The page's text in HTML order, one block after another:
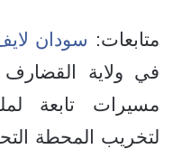
متابعات: سودان
في ولاية
مسيرات تابعة
لتخريب المحطة